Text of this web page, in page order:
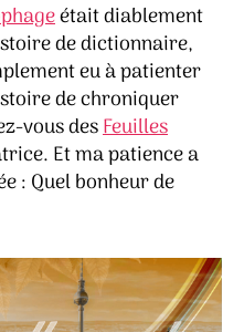
était diablement
de dictionnaire,
eu à patienter
de chroniquer
vous desFeuilles
Et ma patience a
: Quel bonheur de